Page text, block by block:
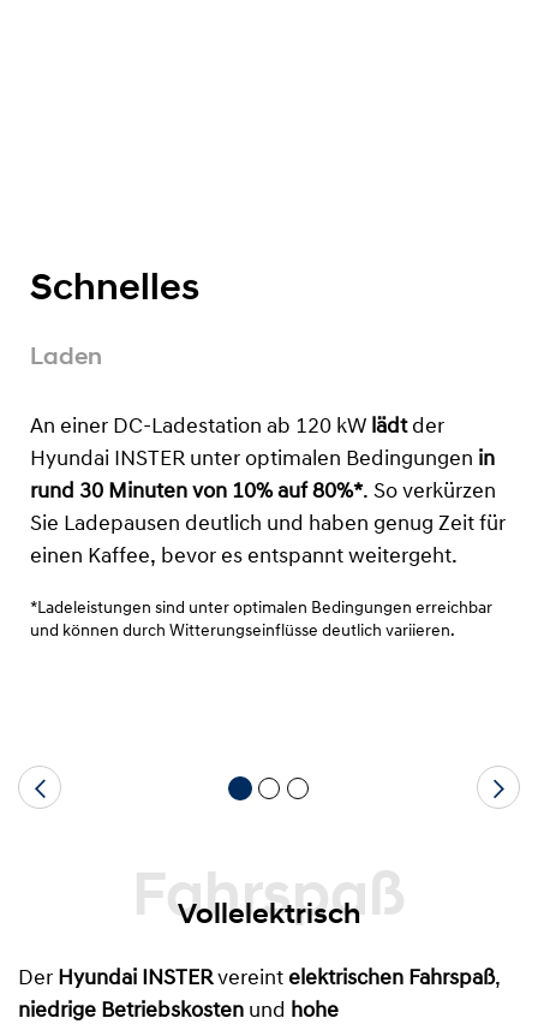
Schnelles
Laden
An einer DC-Ladestation ab 120 kW lädt der
Hyundai INSTER unter optimalen Bedingungen in
rund 30 Minuten von 10% auf 80%*. So verkürzen
Sie Ladepausen deutlich und haben genug Zeit für
einen Kaffee, bevor es entspannt weitergeht.
*Ladeleistungen sind unter optimalen Bedingungen erreichbar
und können durch Witterungseinflüsse deutlich variieren.
Fahrspaß
Vollelektrisch
Der Hyundai INSTERvereint elektrischen Fahrspaß,
niedrige Betriebskosten und hohe